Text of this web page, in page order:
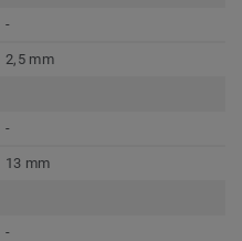
-
2,5 mm
-
13 mm
-